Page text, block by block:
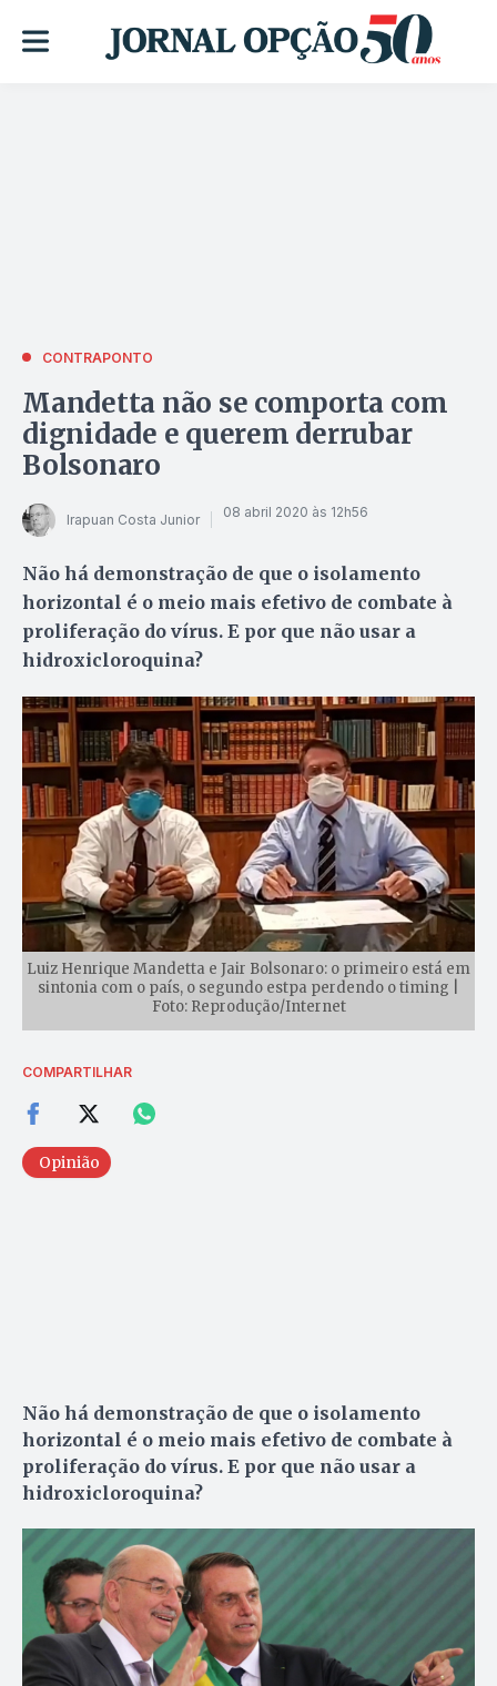
CONTRAPONTO
Mandetta não se comporta com
dignidade e querem derrubar
Bolsonaro
Irapuan Costa Junior 08 abril 2020 às 12h56
Não há demonstração de que o isolamento
horizontal é o meio mais efetivo de combate à
proliferação do vírus. E por que não usar a
hidroxicloroquina?
Luiz Henrique Mandetta e Jair Bolsonaro: o primeiro está em
sintonia com o país, o segundo estpa perdendo o timing |
Foto: Reprodução/Internet
COMPARTILHAR
Opinião
Não há demonstração de que o isolamento
horizontal é o meio mais efetivo de combate à
proliferação do vírus. E por que não usar a
hidroxicloroquina?